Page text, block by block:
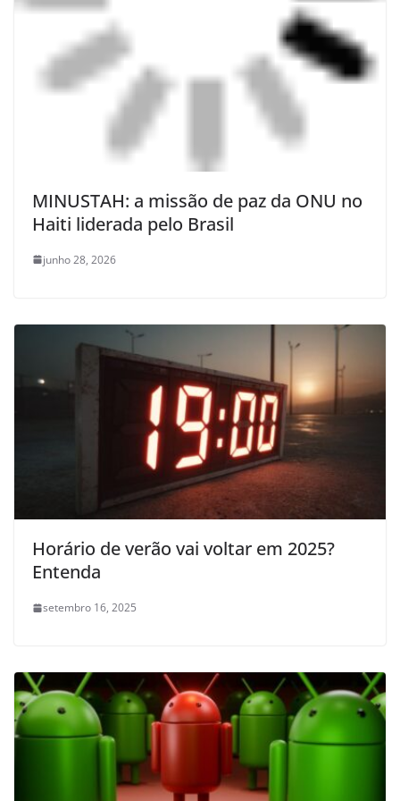
MINUSTAH: a missão de paz da ONU no
Haiti liderada pelo Brasil
junho 28, 2026
Horário de verão vai voltar em 2025?
Entenda
setembro 16, 2025